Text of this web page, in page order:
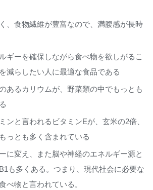
、食物繊維が豊富なので、満腹感が長時
ギーを確保しながら食べ物を欲しがるこ
減らしたい人に最適な食品である
あるカリウムが、野菜類の中でもっとも
ンと言われるビタミンEが、玄米の2倍、
っとも多く含まれている
に変え、また脳や神経のエネルギー源と
も多くある。つまり、現代社会に必要な
べ物と言われている。